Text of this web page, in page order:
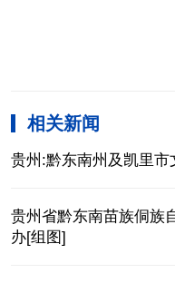
相关新闻
贵州:黔东南州及凯里
贵州省黔东南苗族侗族
办[组图]